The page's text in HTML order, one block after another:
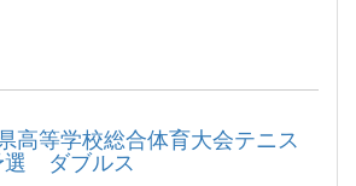
高等学校総合体育大会テニス
選 ダブルス